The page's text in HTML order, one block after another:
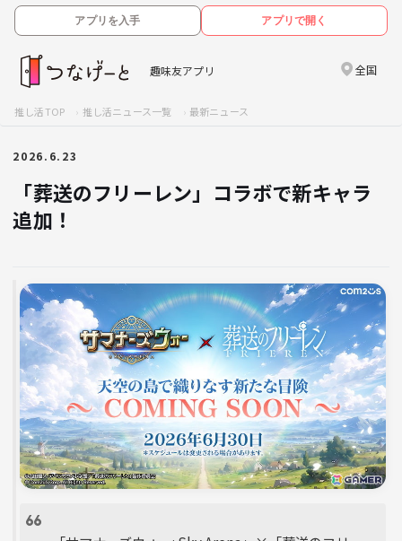
アプリを入手 アプリで開く
趣味友アプリ 全国
推し活TOP 推し活ニュース一覧 最新ニュース
2026.6.23
「葬送のフリーレン」コラボで新キャラ
追加！